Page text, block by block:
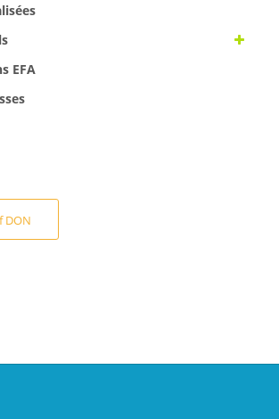
EFA
DON